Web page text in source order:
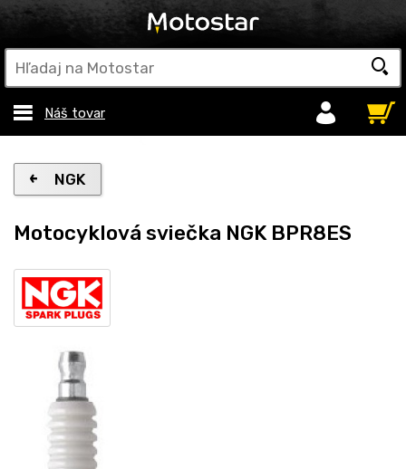
Náš tovar
NGK
Motocyklová sviečka NGK BPR8ES